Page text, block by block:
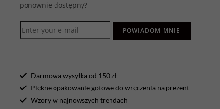
ponownie dostępny?
POWIADOM MNIE
Darmowa wysyłka od 150 zł
Piękne opakowanie gotowe do wręczenia na prezent
Wzory w najnowszych trendach